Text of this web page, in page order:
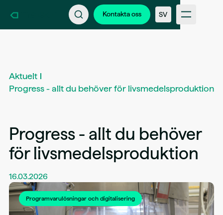
Kontakta oss SV
Bli en del av Kameleon
Nyheter & Kundberättelser
Aktuelt
Progress - allt du behöver för livsmedelsproduktion
Progress - allt du behöver
för livsmedelsproduktion
16.03.2026
Programvarulösningar och digitalisering